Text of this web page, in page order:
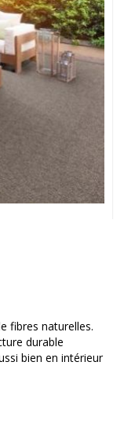
fibres naturelles.
durable
bien en intérieur